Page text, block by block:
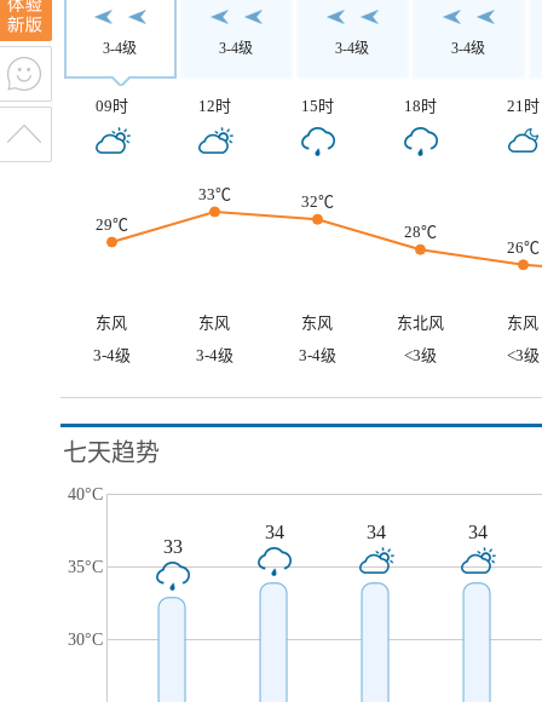
3-4级 3-4级 3-4级 3-4级
09时 12时 15时 18时 21时
29℃
33℃
32℃
28℃
26℃
东风 东风 东风 东北风
东风
3-4级
3-4级 3-4级 <3级 <3级
七天趋势
40°C
35°C
30°C
33
34 34 34